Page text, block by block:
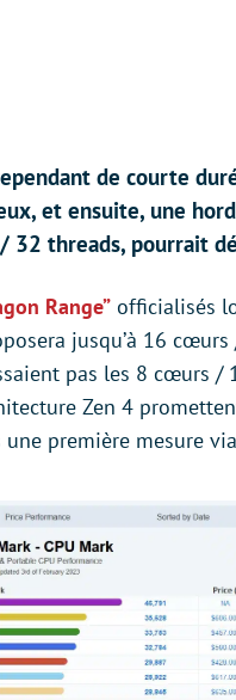
de courte
et ensuite, une
threads, pourrait
Range” officialisés
jusqu’à 16
pas les 8 cœurs /
Zen 4
première mesure